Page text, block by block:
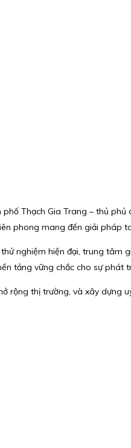
Thạch Gia Trang – thủ
phong mang đến giải pháp
nghiệm hiện đại, trung tâm
tảng vững chắc cho sự phát
rộng thị trường, và xây dựng